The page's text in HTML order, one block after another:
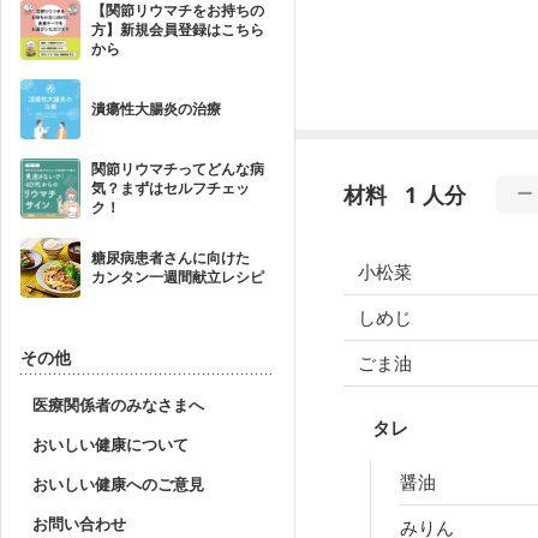
【関節リウマチをお持ちの
方】新規会員登録はこちら
から
潰瘍性大腸炎の治療
関節リウマチってどんな病
気？まずはセルフチェッ
ク！
糖尿病患者さんに向けた
カンタン一週間献立レシピ
その他
医療関係者のみなさまへ
おいしい健康について
おいしい健康へのご意見
お問い合わせ
材料 1 人分
小松菜
しめじ
ごま油
タレ
醤油
みりん